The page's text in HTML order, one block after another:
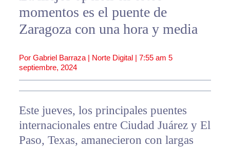
momentos es el puente de
Zaragoza con una hora y media
Por Gabriel Barraza | Norte Digital | 7:55 am 5
septiembre, 2024
Este jueves, los principales puentes
internacionales entre Ciudad Juárez y El
Paso, Texas, amanecieron con largas